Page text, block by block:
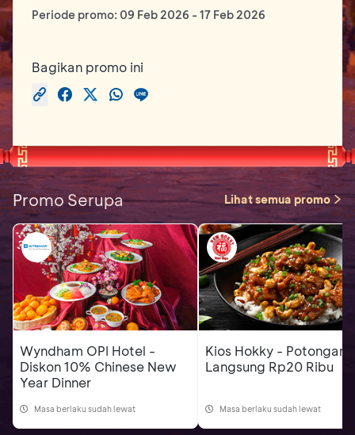
Periode promo: 09 Feb 2026 - 17 Feb 2026
Bagikan promo ini
Promo Serupa Lihat semua promo
Wyndham OPI Hotel -
Diskon 10% Chinese New
Year Dinner
Masa berlaku sudah lewat
Kios Hokky - Potongan
Langsung Rp20 Ribu
Masa berlaku sudah lewat